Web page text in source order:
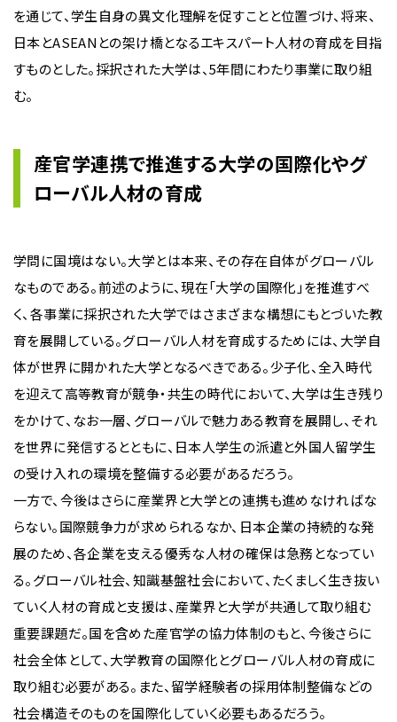
を通じて、学生自身の異文化理解を促すことと位置づけ、将来、
日本とASEANとの架け橋となるエキスパート人材の育成を目指
すものとした。採択された大学は、5年間にわたり事業に取り組
む。
産官学連携で推進する大学の国際化やグ
ローバル人材の育成
学問に国境はない。大学とは本来、その存在自体がグローバル
なものである。前述のように、現在「大学の国際化」を推進すべ
く、各事業に採択された大学ではさまざまな構想にもとづいた教
育を展開している。グローバル人材を育成するためには、大学自
体が世界に開かれた大学となるべきである。少子化、全入時代
を迎えて高等教育が競争・共生の時代において、大学は生き残り
をかけて、なお一層、グローバルで魅力ある教育を展開し、それ
を世界に発信するとともに、日本人学生の派遣と外国人留学生
の受け入れの環境を整備する必要があるだろう。
一方で、今後はさらに産業界と大学との連携も進めなければな
らない。国際競争力が求められるなか、日本企業の持続的な発
展のため、各企業を支える優秀な人材の確保は急務となってい
る。グローバル社会、知識基盤社会において、たくましく生き抜い
ていく人材の育成と支援は、産業界と大学が共通して取り組む
重要課題だ。国を含めた産官学の協力体制のもと、今後さらに
社会全体として、大学教育の国際化とグローバル人材の育成に
取り組む必要がある。また、留学経験者の採用体制整備などの
社会構造そのものを国際化していく必要もあるだろう。